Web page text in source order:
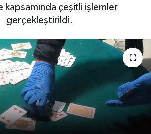
kapsamında çeşitli işlemler
gerçekleştirildi.
ÇEVRE